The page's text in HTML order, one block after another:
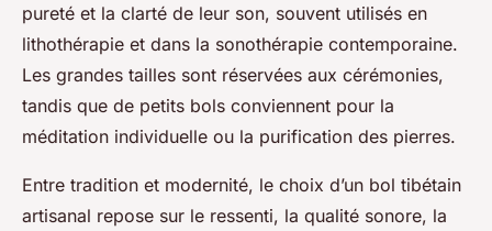
pureté et la clarté de leur son, souvent utilisés en
lithothérapie et dans la sonothérapie contemporaine.
Les grandes tailles sont réservées aux cérémonies,
tandis que de petits bols conviennent pour la
méditation individuelle ou la purification des pierres.
Entre tradition et modernité, le choix d’un bol tibétain
artisanal repose sur le ressenti, la qualité sonore, la